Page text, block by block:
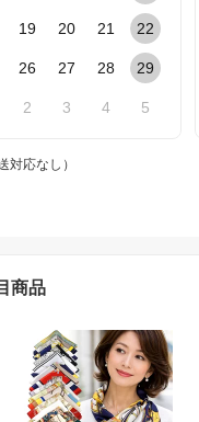
19 20 21 22
26 27 28 29
2 3 4 5
対応なし）
商品